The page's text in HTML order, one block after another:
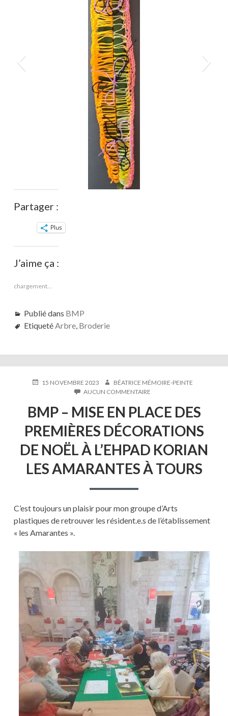
Partager :
Plus
J’aime ça :
chargement…
Publié dans BMP
EtiquetéArbre, Broderie
PUBLIÉ15 NOVEMBRE 2023 AUTEUR
BÉATRICE MÉMOIRE-PEINTE
AUCUN COMMENTAIRE
–
MISE
EN
PLACE
DES
PREMIÈRES
DÉCORATIONS
DE
KORIAN
LES
BMP – MISE EN PLACE DES
PREMIÈRES DÉCORATIONS
DE NOËL À L’EHPAD KORIAN
LES AMARANTES À TOURS
C’est toujours un plaisir pour mon groupe d’Arts
plastiques de retrouver les résident.e.s de l’établissement
« les Amarantes ».